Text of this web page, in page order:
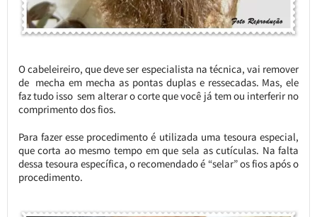
O cabeleireiro, que deve ser especialista na técnica, vai remover
de mecha em mecha as pontas duplas e ressecadas. Mas, ele
faz tudo isso sem alterar o corte que você já tem ou interferir no
comprimento dos fios.
Para fazer esse procedimento é utilizada uma tesoura especial,
que corta ao mesmo tempo em que sela as cutículas. Na falta
dessa tesoura específica, o recomendado é “selar” os fios após o
procedimento.